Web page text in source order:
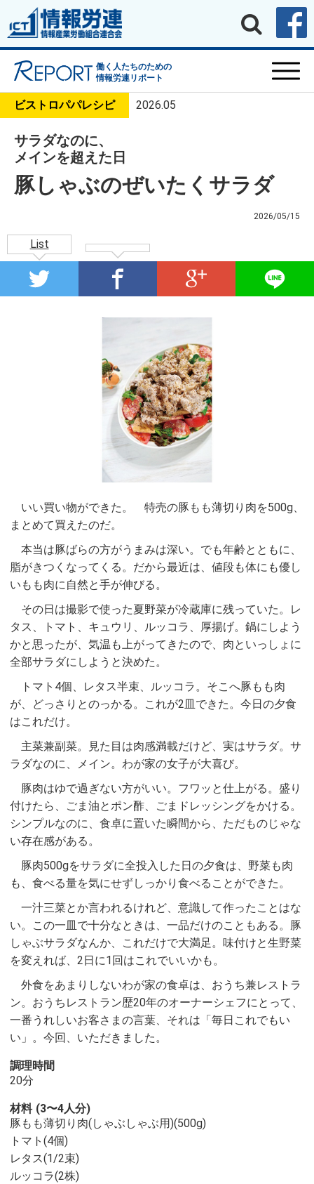
働く人たちのための
情報労連リポート
ビストロパパレシピ 2026.05
サラダなのに、
メインを超えた日
豚しゃぶのぜいたくサラダ
2026/05/15
List
いい買い物ができた。 特売の豚もも薄切り肉を500g、
まとめて買えたのだ。
本当は豚ばらの方がうまみは深い。でも年齢とともに、
脂がきつくなってくる。だから最近は、値段も体にも優し
いもも肉に自然と手が伸びる。
その日は撮影で使った夏野菜が冷蔵庫に残っていた。レ
タス、トマト、キュウリ、ルッコラ、厚揚げ。鍋にしよう
かと思ったが、気温も上がってきたので、肉といっしょに
全部サラダにしようと決めた。
トマト4個、レタス半束、ルッコラ。そこへ豚もも肉
が、どっさりとのっかる。これが2皿できた。今日の夕食
はこれだけ。
主菜兼副菜。見た目は肉感満載だけど、実はサラダ。サ
ラダなのに、メイン。わが家の女子が大喜び。
豚肉はゆで過ぎない方がいい。フワッと仕上がる。盛り
付けたら、ごま油とポン酢、ごまドレッシングをかける。
シンプルなのに、食卓に置いた瞬間から、ただものじゃな
い存在感がある。
豚肉500gをサラダに全投入した日の夕食は、野菜も肉
も、食べる量を気にせずしっかり食べることができた。
一汁三菜とか言われるけれど、意識して作ったことはな
い。この一皿で十分なときは、一品だけのこともある。豚
しゃぶサラダなんか、これだけで大満足。味付けと生野菜
を変えれば、2日に1回はこれでいいかも。
外食をあまりしないわが家の食卓は、おうち兼レストラ
ン。おうちレストラン歴20年のオーナーシェフにとって、
一番うれしいお客さまの言葉、それは「毎日これでもい
い」。今回、いただきました。
調理時間
20分
材料 (3〜4人分)
豚もも薄切り肉(しゃぶしゃぶ用)(500g)
トマト(4個)
レタス(1/2束)
ルッコラ(2株)